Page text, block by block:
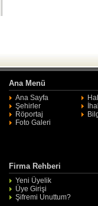
Ana Menü
Ana Sayfa
Şehirler
Röportaj
Foto Galeri
Firma Rehberi
Yeni Üyelik
Üye Girişi
Şifremi Unuttum?